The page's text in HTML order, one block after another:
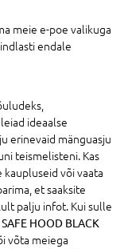
meie e-poe valikuga
endale
ideaalse
erinevaid mänguasju
teismelisteni. Kas
kaupluseid või vaata
et saaksite
palju infot. Kui sulle
HOOD BLACK
võta meiega